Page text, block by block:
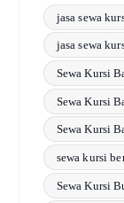
jasa sewa
jasa sewa
Sewa Kursi
Sewa Kursi
Sewa Kursi
sewa kursi
Sewa Kursi